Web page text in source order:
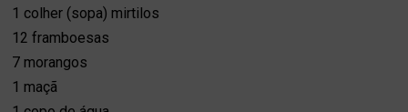
1 colher (sopa) mirtilos
12 framboesas
7 morangos
1 maçã